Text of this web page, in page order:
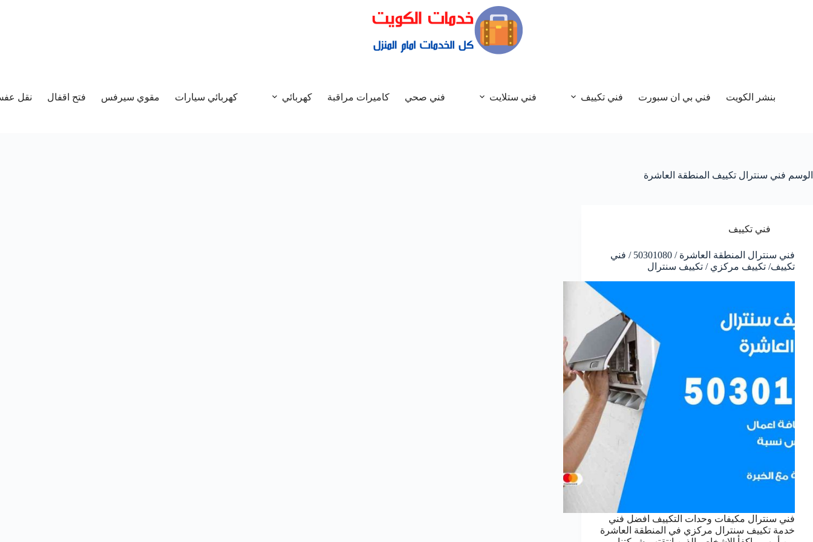
بنشر الكويت فني بي ان سبورت فني تكييف فني ستلايت فني صحي كاميرات مراقبة كهربائي كهربائي سيارات مقوي سيرفس فتح اقفال نقل
الوسم فني سنترال تكييف المنطقة العاشرة
فني تكييف
فني سنترال المنطقة العاشرة / 50301080 / فني
تكييف/ تكييف مركزي / تكييف سنترال
فني سنترال مكيفات وحدات التكييف افضل فني
خدمة تكييف سنترال مركزي في المنطقة العاشرة